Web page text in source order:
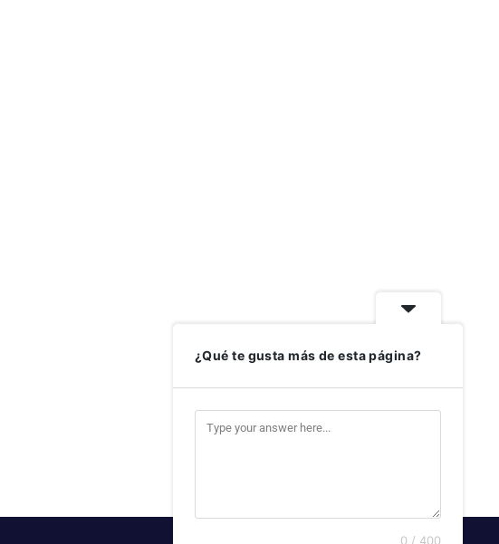
¿Qué te gusta más de esta página?
0 / 400